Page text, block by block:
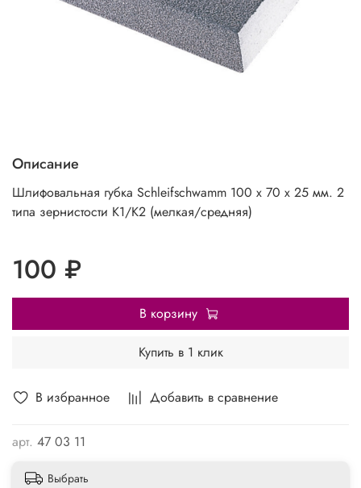
В избранное Добавить в сравнение
арт. 47 03 11
Описание
Шлифовальная губка Schleifschwamm 100 x 70 x 25 мм. 2
типа зернистости K1/K2 (мелкая/средняя)
100 ₽
В корзину
Купить в 1 клик
Выбрать